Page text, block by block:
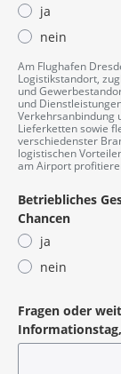
ja
nein
Am Flughafen
Logistikstandort,
und
und
Verkehrsanbindung
Lieferketten sowie
verschiedenster
logistischen
am Airport
Betriebliches
Chancen
ja
nein
Fragen oder